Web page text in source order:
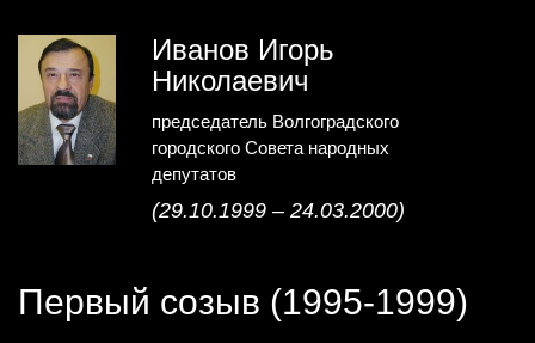
Иванов Игорь
Николаевич
председатель Волгоградского
городского Совета народных
депутатов
(29.10.1999 – 24.03.2000)
Первый созыв (1995-1999)